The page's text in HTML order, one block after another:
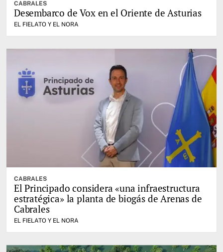
CABRALES
Desembarco de Vox en el Oriente de Asturias
EL FIELATO Y EL NORA
CABRALES
El Principado considera «una infraestructura
estratégica» la planta de biogás de Arenas de
Cabrales
EL FIELATO Y EL NORA